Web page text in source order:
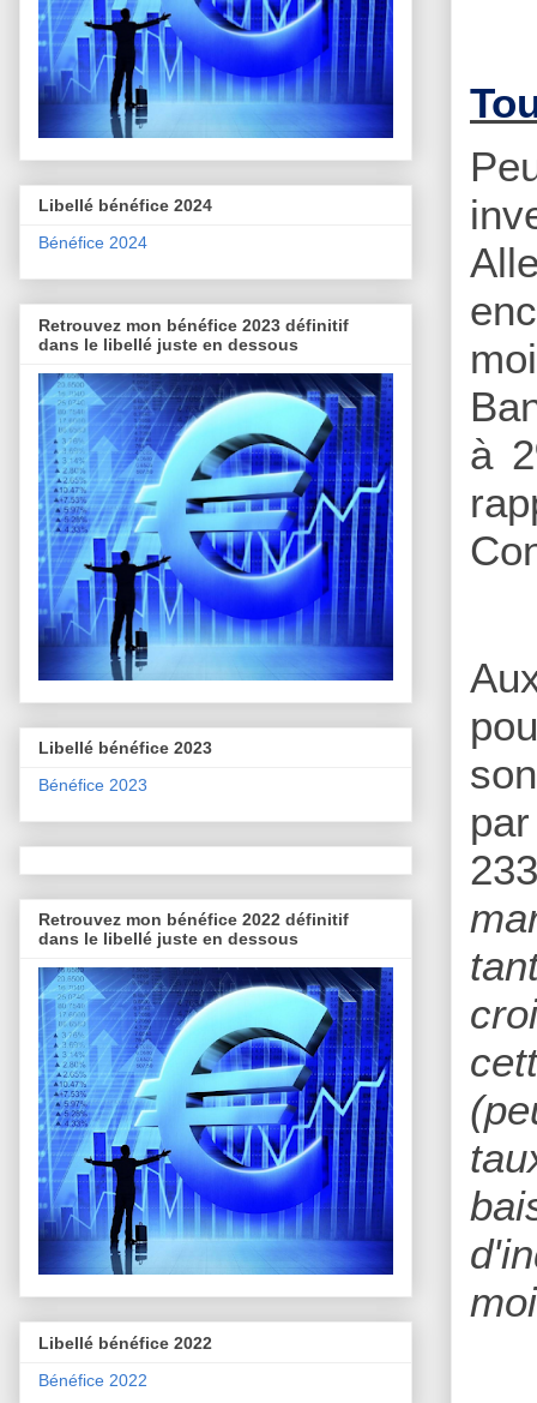
à
Libellé bénéfice 2024
Bénéfice 2024
Retrouvez mon bénéfice 2023 définitif
dans le libellé juste en dessous
Libellé bénéfice 2023
Bénéfice 2023
Retrouvez mon bénéfice 2022 définitif
dans le libellé juste en dessous
Libellé bénéfice 2022
Bénéfice 2022